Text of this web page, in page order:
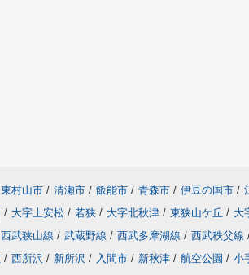
東村山市 / 清瀬市 / 飯能市 / 青森市 / 伊豆の国市 /
/ 大字上安松 / 若狭 / 大字北秋津 / 東狭山ケ丘 / 大
西武狭山線 / 武蔵野線 / 西武多摩湖線 / 西武秩父線
/ 西所沢 / 新所沢 / 入間市 / 新秋津 / 航空公園 / 小